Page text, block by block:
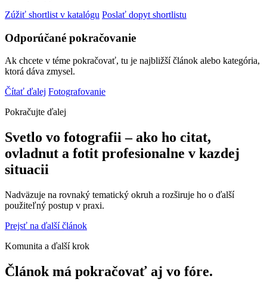
Zúžiť shortlist v katalógu Poslať dopyt shortlistu
Odporúčané pokračovanie
Ak chcete v téme pokračovať, tu je najbližší článok alebo kategória,
ktorá dáva zmysel.
Čítať ďalej Fotografovanie
Pokračujte ďalej
Svetlo vo fotografii – ako ho citat,
ovladnut a fotit profesionalne v kazdej
situacii
Nadväzuje na rovnaký tematický okruh a rozširuje ho o ďalší
použiteľný postup v praxi.
Prejsť na ďalší článok
Komunita a ďalší krok
Článok má pokračovať aj vo fóre.